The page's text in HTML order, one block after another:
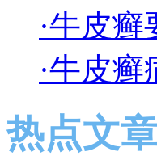
·牛皮
·牛皮
热点文